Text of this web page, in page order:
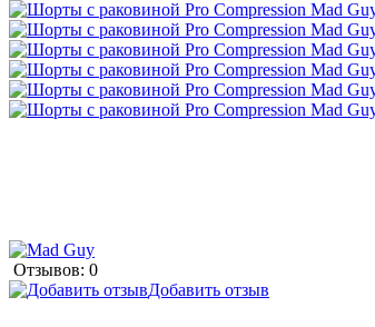
Отзывов: 0
Добавить отзыв